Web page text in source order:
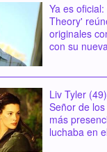
Ya es
Theory'
originales
con su
Liv Tyler
Señor de
más
luchaba en